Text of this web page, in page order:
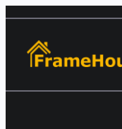
содержимому